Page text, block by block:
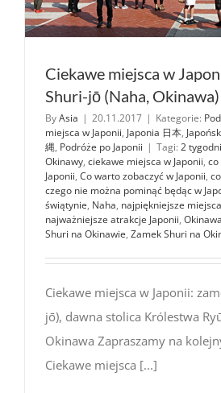
Ciekawe miejsca w
Shuri-jō (Naha, Okinawa)
ByAsia | 20.11.2017 | Kategorie:
miejsca w Japonii, Japonia 日本,
縄, Podróże po Japonii | Tagi: 2
Okinawy, ciekawe miejsca w Japonii, co
Japonii, Co warto zobaczyć w Japonii,
czego nie można pominąć będąc w
świątynie, Naha, najpiękniejsze
najważniejsze atrakcje Japonii, Okinawa
Shuri na Okinawie, Zamek Shuri na
Ciekawe miejsca w Japonii:
jō), dawna stolica Królestwa
Okinawa Zapraszamy na
Ciekawe miejsca [...]